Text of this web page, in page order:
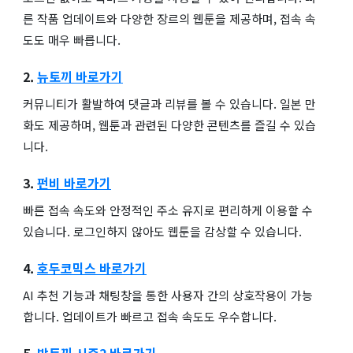
른 작품 업데이트와 다양한 장르의 웹툰을 제공하며, 접속 속
도도 매우 빠릅니다.
2. 뉴토끼 바로가기
커뮤니티가 활발하여 댓글과 리뷰를 볼 수 있습니다. 일본 만
화도 제공하며, 웹툰과 관련된 다양한 콘텐츠를 즐길 수 있습
니다.
3. 펀비 바로가기
빠른 접속 속도와 안정적인 주소 유지로 편리하게 이용할 수
있습니다. 로그인하지 않아도 웹툰을 감상할 수 있습니다.
4. 호두코믹스 바로가기
AI 추천 기능과 채팅창을 통한 사용자 간의 상호작용이 가능
합니다. 업데이트가 빠르고 접속 속도도 우수합니다.